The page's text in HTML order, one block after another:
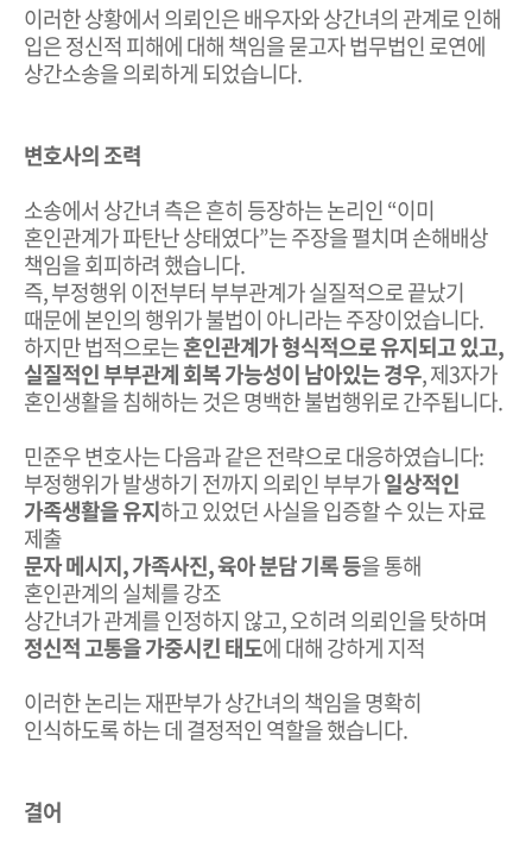
이러한 상황에서 의뢰인은 배우자와 상간녀의 관계로 인해
입은 정신적 피해에 대해 책임을 묻고자 법무법인 로연에
상간소송을 의뢰하게 되었습니다.
변호사의 조력
소송에서 상간녀 측은 흔히 등장하는 논리인 “이미
혼인관계가 파탄난 상태였다”는 주장을 펼치며 손해배상
책임을 회피하려 했습니다.
즉, 부정행위 이전부터 부부관계가 실질적으로 끝났기
때문에 본인의 행위가 불법이 아니라는 주장이었습니다.
하지만 법적으로는혼인관계가 형식적으로 유지되고 있고,
실질적인 부부관계 회복 가능성이 남아있는 경우, 제3자가
혼인생활을 침해하는 것은 명백한 불법행위로 간주됩니다.
민준우 변호사는 다음과 같은 전략으로 대응하였습니다:
부정행위가 발생하기 전까지 의뢰인 부부가일상적인
가족생활을 유지하고 있었던 사실을 입증할 수 있는 자료
제출
문자 메시지, 가족사진, 육아 분담 기록 등을 통해
혼인관계의 실체를 강조
상간녀가 관계를 인정하지 않고, 오히려 의뢰인을 탓하며
정신적 고통을 가중시킨 태도에 대해 강하게 지적
이러한 논리는 재판부가 상간녀의 책임을 명확히
인식하도록 하는 데 결정적인 역할을 했습니다.
결어